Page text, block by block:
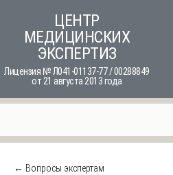
content
ЦЕНТР
МЕДИЦИНСКИХ
ЭКСПЕРТИЗ
Лицензия № Л041-01137-77 / 00288849
от 21 августа 2013 года
← Вопросы экспертам